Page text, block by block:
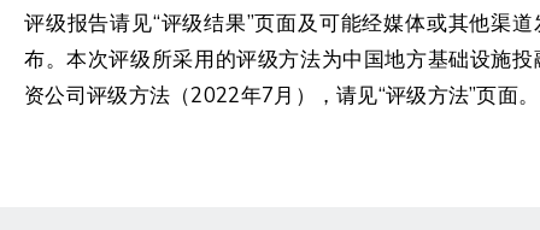
评级报告请见“评级结果”页面及可能经媒体或其他渠道
布。本次评级所采用的评级方法为中国地方基础设施投
资公司评级方法（2022年7月），请见“评级方法”页面。